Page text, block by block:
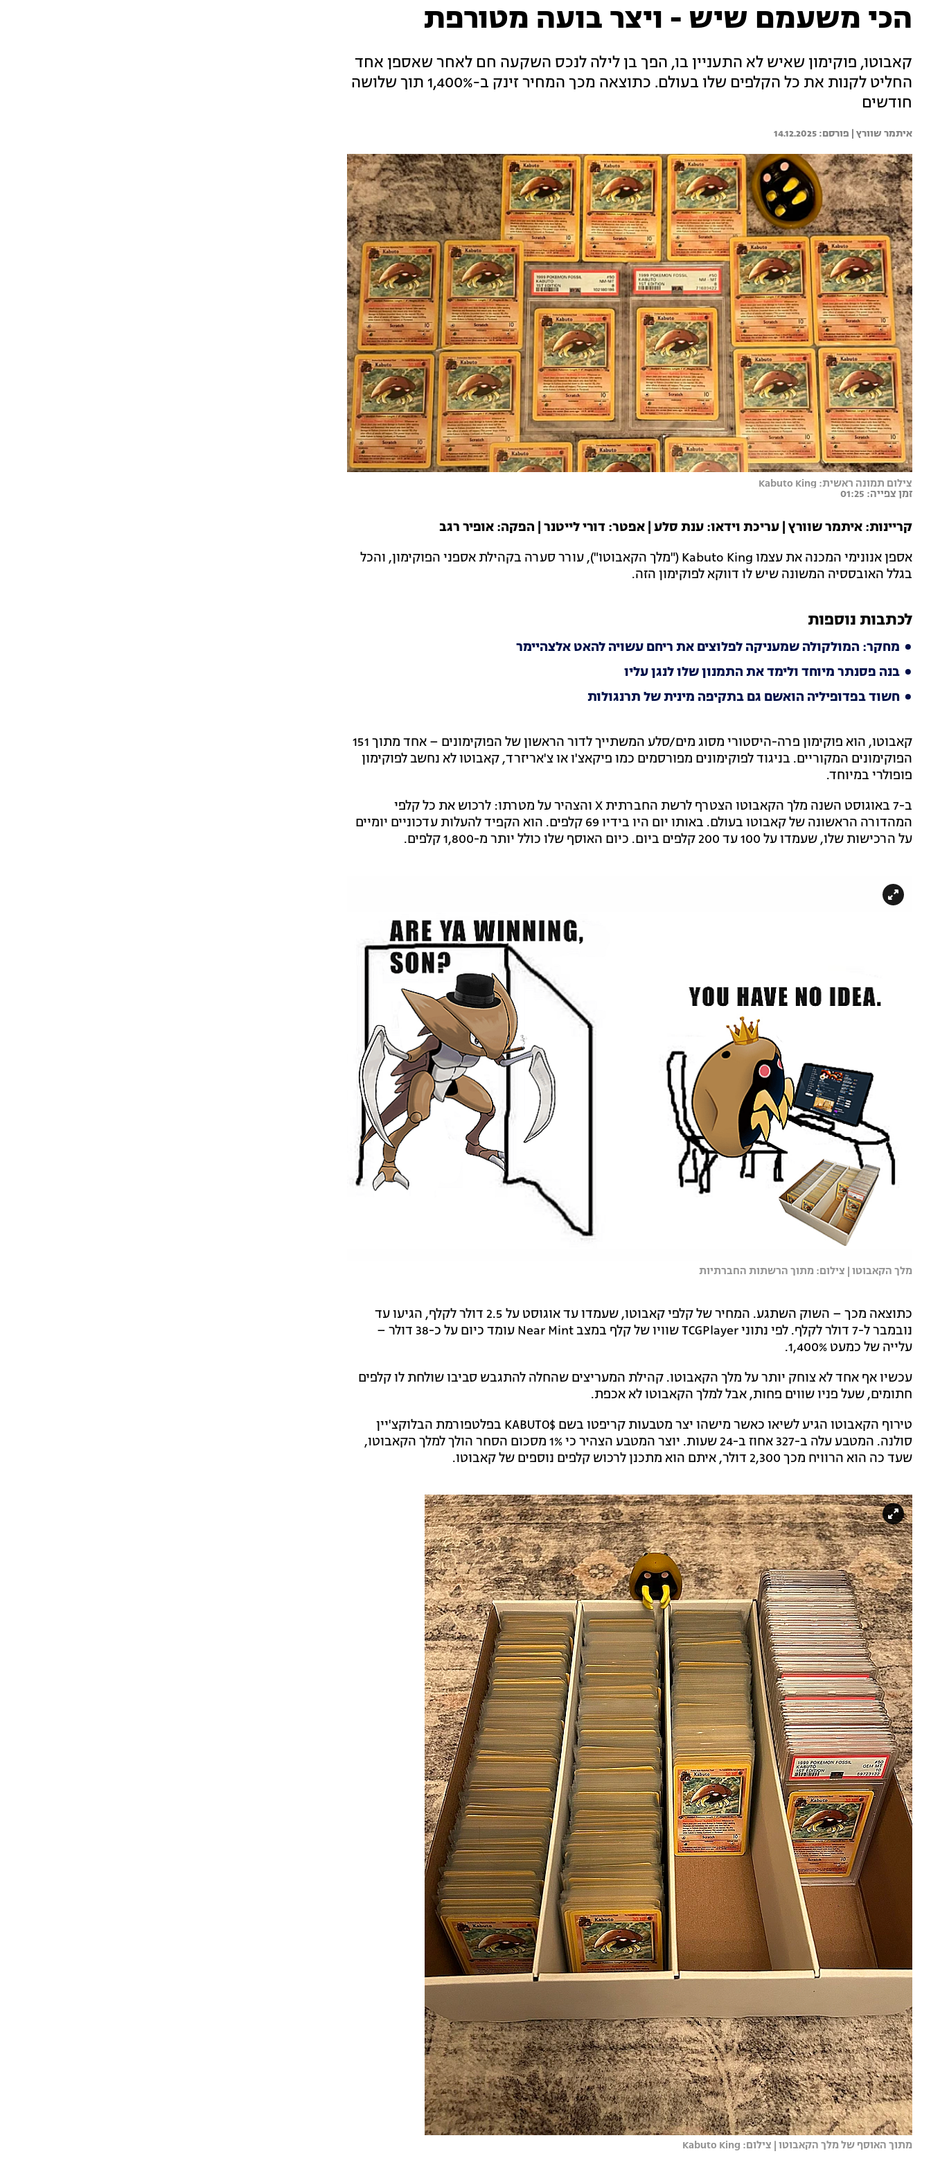
הכי משעמם שיש - ויצר בועה מטורפת
קאבוטו, פוקימון שאיש לא התעניין בו, הפך בן לילה לנכס השקעה חם לאחר שאספן אחד
החליט לקנות את כל הקלפים שלו בעולם. כתוצאה מכך המחיר זינק ב-1,400% תוך שלושה
חודשים
איתמר שוורץ | 14.12.2025
צילום תמונה ראשית: Kabuto King
זמן צפייה: 01:25
קריינות: איתמר שוורץ | עריכת וידאו: ענת סלע | אפטר: דורי לייטנר | הפקה: אופיר רגב
אספן אנונימי המכנה את עצמו Kabuto King ("מלך הקאבוטו"), עורר סערה בקהילת אספני הפוקימון, והכל
בגלל האובססיה המשונה שיש לו דווקא לפוקימון הזה.
לכתבות נוספות
מחקר: המולקולה שמעניקה לפלוצים את ריחם עשויה להאט אלצהיימר
בנה פסנתר מיוחד ולימד את התמנון שלו לנגן עליו
חשוד בפדופיליה הואשם גם בתקיפה מינית של תרנגולות
קאבוטו, הוא פוקימון פרה-היסטורי מסוג מים/סלע המשתייך לדור הראשון של הפוקימונים – אחד מתוך 151
הפוקימונים המקוריים. בניגוד לפוקימונים מפורסמים כמו פיקאצ'ו או צ'אריזרד, קאבוטו לא נחשב לפוקימון
פופולרי במיוחד.
ב-7 באוגוסט השנה מלך הקאבוטו הצטרף לרשת החברתית X והצהיר על מטרתו: לרכוש את כל קלפי
המהדורה הראשונה של קאבוטו בעולם. באותו יום היו בידיו 69 קלפים. הוא הקפיד להעלות עדכוניים יומיים
על הרכישות שלו, שעמדו על 100 עד 200 קלפים ביום. כיום האוסף שלו כולל יותר מ-1,800 קלפים.
מלך הקאבוטו | צילום: מתוך הרשתות החברתיות
כתוצאה מכך – השוק השתגע. המחיר של קלפי קאבוטו, שעמדו עד אוגוסט על 2.5 דולר לקלף, הגיעו עד
נובמבר ל-7 דולר לקלף. לפי נתוני TCGPlayer שוויו של קלף במצב Near Mint עומד כיום על כ-38 דולר –
עלייה של כמעט 1,400%.
עכשיו אף אחד לא צוחק יותר על מלך הקאבוטו. קהילת המעריצים שהחלה להתגבש סביבו שולחת לו קלפים
חתומים, שעל פניו שווים פחות, אבל למלך הקאבוטו לא אכפת.
טירוף הקאבוטו הגיע לשיאו כאשר מישהו יצר מטבעות קריפטו בשם $KABUTO בפלטפורמת הבלוקצ'יין
סולנה. המטבע עלה ב-327 אחוז ב-24 שעות. יוצר המטבע הצהיר כי 1% מסכום הסחר הולך למלך הקאבוטו,
שעד כה הוא הרוויח מכך 2,300 דולר, איתם הוא מתכנן לרכוש קלפים נוספים של קאבוטו.
מתוך האוסף של מלך הקאבוטו | צילום: Kabuto King